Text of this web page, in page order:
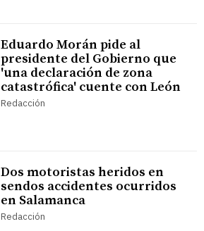
Eduardo Morán pide al
presidente del Gobierno que
'una declaración de zona
catastrófica' cuente con León
Redacción
Dos motoristas heridos en
sendos accidentes ocurridos
en Salamanca
Redacción